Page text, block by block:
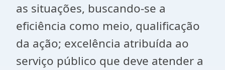
as situações, buscando-se a
eficiência como meio, qualificação
da ação; excelência atribuída ao
serviço público que deve atender a